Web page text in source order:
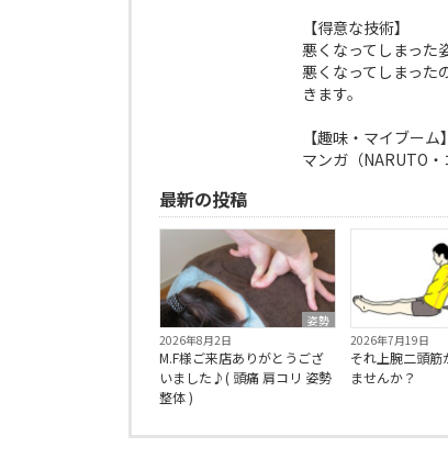
【得意な技術】
悪くなってしまった
悪くなってしまった
きます。
【趣味・マイブーム】
マンガ（NARUTO
最新の投稿
姿勢
2026年8月2日
M.F様ご来店ありがとうござ
いました♪( 頭痛 肩コリ 姿勢
整体 )
2026年7月19日
それ上腕二頭筋
ませんか？